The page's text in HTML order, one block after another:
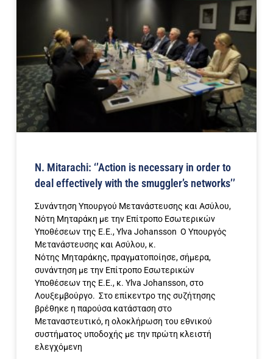
N. Mitarachi: ‘’Action is necessary in order to
deal effectively with the smuggler’s networks’’
Συνάντηση Υπουργού Μετανάστευσης και Ασύλου,
Νότη Μηταράκη με την Επίτροπο Εσωτερικών
Υποθέσεων της Ε.Ε., Ylva Johansson Ο Υπουργός
Μετανάστευσης και Ασύλου, κ.
Νότης Μηταράκης, πραγματοποίησε, σήμερα,
συνάντηση με την Επίτροπο Εσωτερικών
Υποθέσεων της Ε.Ε., κ. Ylva Johansson, στο
Λουξεμβούργο. Στο επίκεντρο της συζήτησης
βρέθηκε η παρούσα κατάσταση στο
Μεταναστευτικό, η ολοκλήρωση του εθνικού
συστήματος υποδοχής με την πρώτη κλειστή
ελεγχόμενη